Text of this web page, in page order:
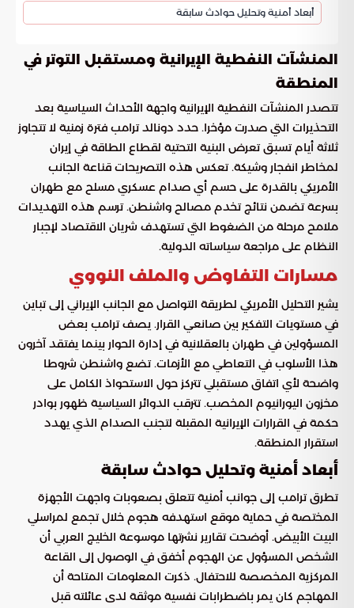
أبعاد أمنية وتحليل حوادث سابقة
المنشآت النفطية الإيرانية ومستقبل التوتر في
المنطقة
تتصدر المنشآت النفطية الإيرانية واجهة الأحداث السياسية بعد
التحذيرات التي صدرت مؤخرا. حدد دونالد ترامب فترة زمنية لا تتجاوز
ثلاثة أيام تسبق تعرض البنية التحتية لقطاع الطاقة في إيران
لمخاطر انفجار وشيكة. تعكس هذه التصريحات قناعة الجانب
الأمريكي بالقدرة على حسم أي صدام عسكري مسلح مع طهران
بسرعة تضمن نتائج تخدم مصالح واشنطن. ترسم هذه التهديدات
ملامح مرحلة من الضغوط التي تستهدف شريان الاقتصاد لإجبار
النظام على مراجعة سياساته الدولية.
مسارات التفاوض والملف النووي
يشير التحليل الأمريكي لطريقة التواصل مع الجانب الإيراني إلى تباين
في مستويات التفكير بين صانعي القرار. يصف ترامب بعض
المسؤولين في طهران بالعقلانية في إدارة الحوار بينما يفتقد آخرون
هذا الأسلوب في التعاطي مع الأزمات. تضع واشنطن شروطا
واضحة لأي اتفاق مستقبلي تتركز حول الاستحواذ الكامل على
مخزون اليورانيوم المخصب. تترقب الدوائر السياسية ظهور بوادر
حكمة في القرارات الإيرانية المقبلة لتجنب الصدام الذي يهدد
استقرار المنطقة.
أبعاد أمنية وتحليل حوادث سابقة
تطرق ترامب إلى جوانب أمنية تتعلق بصعوبات واجهت الأجهزة
المختصة في حماية موقع استهدفه هجوم خلال تجمع لمراسلي
البيت الأبيض. أوضحت تقارير نشرتها موسوعة الخليج العربي أن
الشخص المسؤول عن الهجوم أخفق في الوصول إلى القاعة
المركزية المخصصة للاحتفال. ذكرت المعلومات المتاحة أن
المهاجم كان يمر باضطرابات نفسية موثقة لدى عائلته قبل